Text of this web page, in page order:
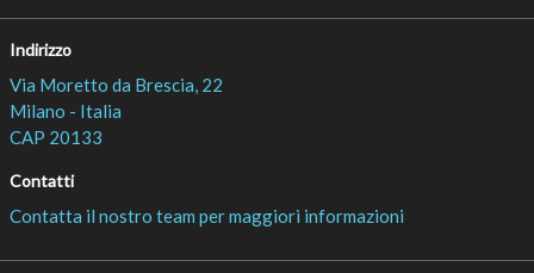
Indirizzo
Via Moretto da Brescia, 22
Milano - Italia
CAP 20133
Contatti
Contatta il nostro team per maggiori informazioni